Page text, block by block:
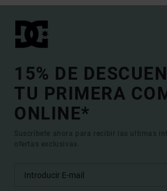
15% DE
TU PRIMERA
ONLINE*
Suscríbete ahora para recibir las ultimas
ofertas exclusivas.